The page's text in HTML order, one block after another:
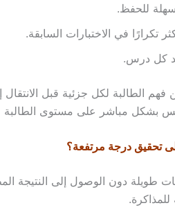
للحفظ.
تكرارًا في الاختبارات السابقة.
كل درس.
الطالبة لكل جزئية قبل الانتقال
بشكل مباشر على مستوى الطالبة
تحقيق درجة مرتفعة؟
طويلة دون الوصول إلى النتيجة